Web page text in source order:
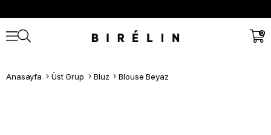
0
Anasayfa Üst Grup Bluz Blouse Beyaz